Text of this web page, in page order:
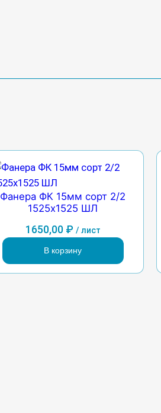
Фанера ФК 15мм сорт 2/2
1525х1525 ШЛ
1650,00 ₽ / лист
В корзину